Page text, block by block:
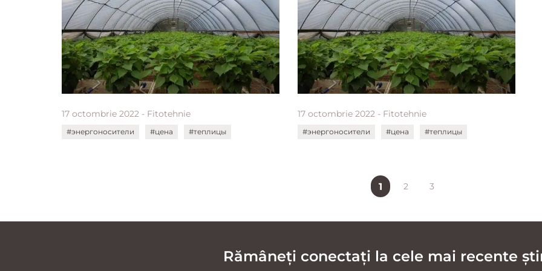
17 octombrie 2022 - Fitotehnie
#энергоносители #цена #теплицы
17 octombrie 2022 - Fitotehnie
#энергоносители #цена #теплицы
1 2 3
Rămâneți conectați la cele mai recente